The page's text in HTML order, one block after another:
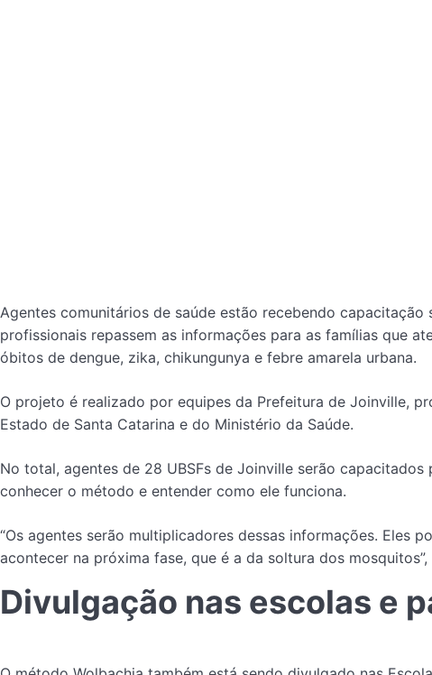
Agentes comunitários de saúde estão recebendo
profissionais repassem as informações para as famílias que
óbitos de dengue, zika, chikungunya e febre amarela urbana.
O projeto é realizado por equipes da Prefeitura de Joinville,
Estado de Santa Catarina e do Ministério da Saúde.
No total, agentes de 28 UBSFs de Joinville serão
conhecer o método e entender como ele funciona.
“Os agentes serão multiplicadores dessas informações. Eles
acontecer na próxima fase, que é a da soltura dos
Divulgação nas escolas e